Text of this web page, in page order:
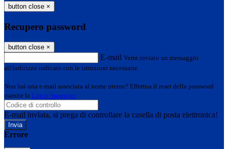
button close ×
Recupero password
button close ×
E-mail Verrà inviato un messaggio
all'indirizzo indicato con le istruzioni necessarie.
Non hai una e-mail associata al nome utente? Effettua il reset della password
tramite la Login Spaggiari
E-mail inviata, si prega di controllare la casella di posta elettronica!
Errore